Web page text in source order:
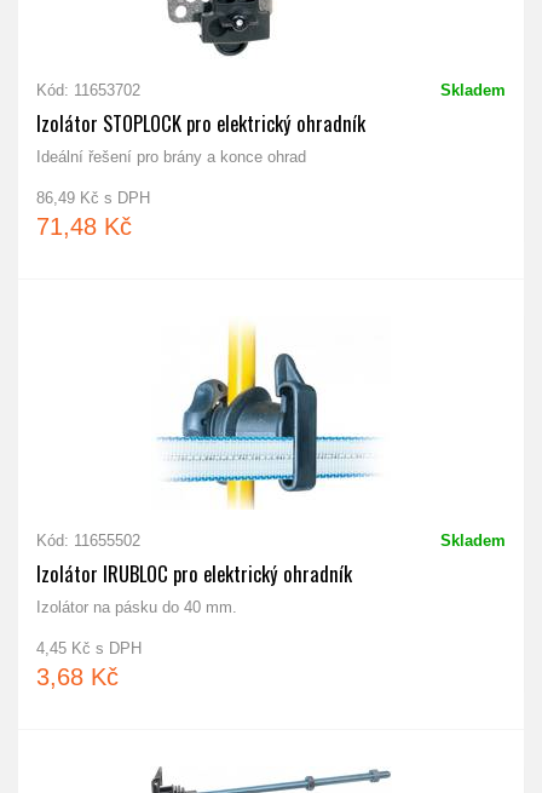
Kód: 11653702 Skladem
Izolátor STOPLOCK pro elektrický ohradník
Ideální řešení pro brány a konce ohrad
86,49 Kč s DPH
71,48 Kč
Kód: 11655502 Skladem
Izolátor IRUBLOC pro elektrický ohradník
Izolátor na pásku do 40 mm.
4,45 Kč s DPH
3,68 Kč